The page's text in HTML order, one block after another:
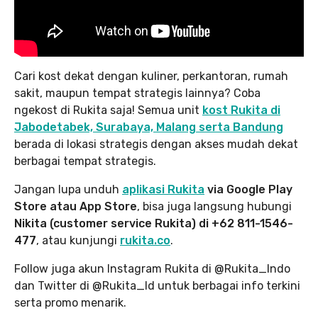
Cari kost dekat dengan kuliner, perkantoran, rumah
sakit, maupun tempat strategis lainnya? Coba
ngekost di Rukita saja! Semua unit kost Rukita di
Jabodetabek, Surabaya, Malang serta Bandung
berada di lokasi strategis dengan akses mudah dekat
berbagai tempat strategis.
Jangan lupa unduh aplikasi Rukita via Google Play
Store atau App Store, bisa juga langsung hubungi
Nikita (customer service Rukita) di +62 811-1546-
477, atau kunjungi rukita.co.
Follow juga akun Instagram Rukita di @Rukita_Indo
dan Twitter di @Rukita_Id untuk berbagai info terkini
serta promo menarik.